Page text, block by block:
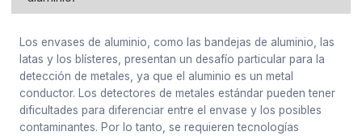
Los envases de aluminio, como las bandejas de aluminio, las
latas y los blísteres, presentan un desafío particular para la
detección de metales, ya que el aluminio es un metal
conductor. Los detectores de metales estándar pueden tener
dificultades para diferenciar entre el envase y los posibles
contaminantes. Por lo tanto, se requieren tecnologías